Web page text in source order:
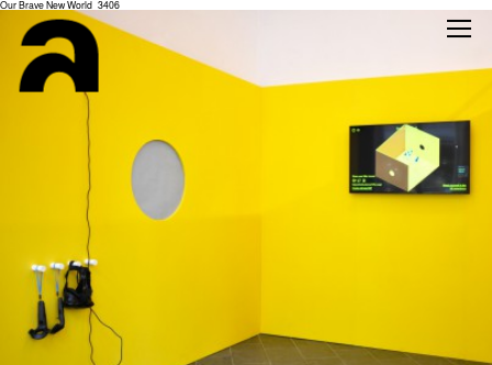
Our Brave New World_3406